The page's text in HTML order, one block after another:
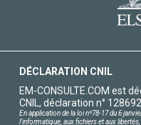
DÉCLARATION CNIL
EM-CONSULTE.COM est
CNIL, déclaration n°
En application de la loi nº78-17 du 6
l'informatique, aux fichiers et aux